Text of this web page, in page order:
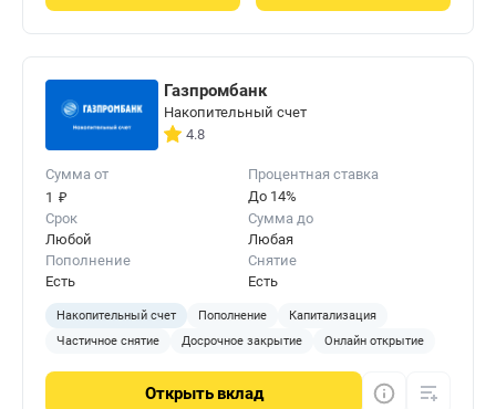
Газпромбанк
Накопительный счет
4.8
Сумма от
1 ₽
Процентная ставка
До 14%
Срок
Любой
Сумма до
Любая
Пополнение
Есть
Снятие
Есть
Накопительный счет Пополнение
Капитализация
Частичное снятие
Досрочное закрытие Онлайн открытие
Открыть вклад